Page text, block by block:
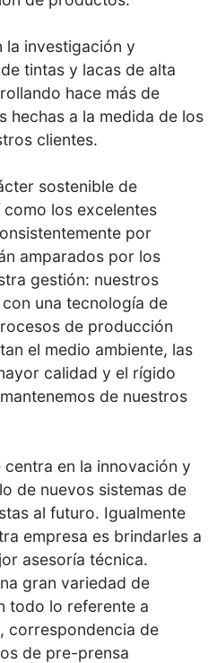
la investigación y
tintas y lacas de alta
hace más de
hechas a la medida de los
clientes.
sostenible de
los excelentes
por
amparados por los
gestión: nuestros
una tecnología de
de producción
el medio ambiente, las
calidad y el rígido
de nuestros
en la innovación y
de nuevos sistemas de
al futuro. Igualmente
empresa es brindarles a
asesoría técnica.
gran variedad de
todo lo referente a
correspondencia de
de pre-prensa